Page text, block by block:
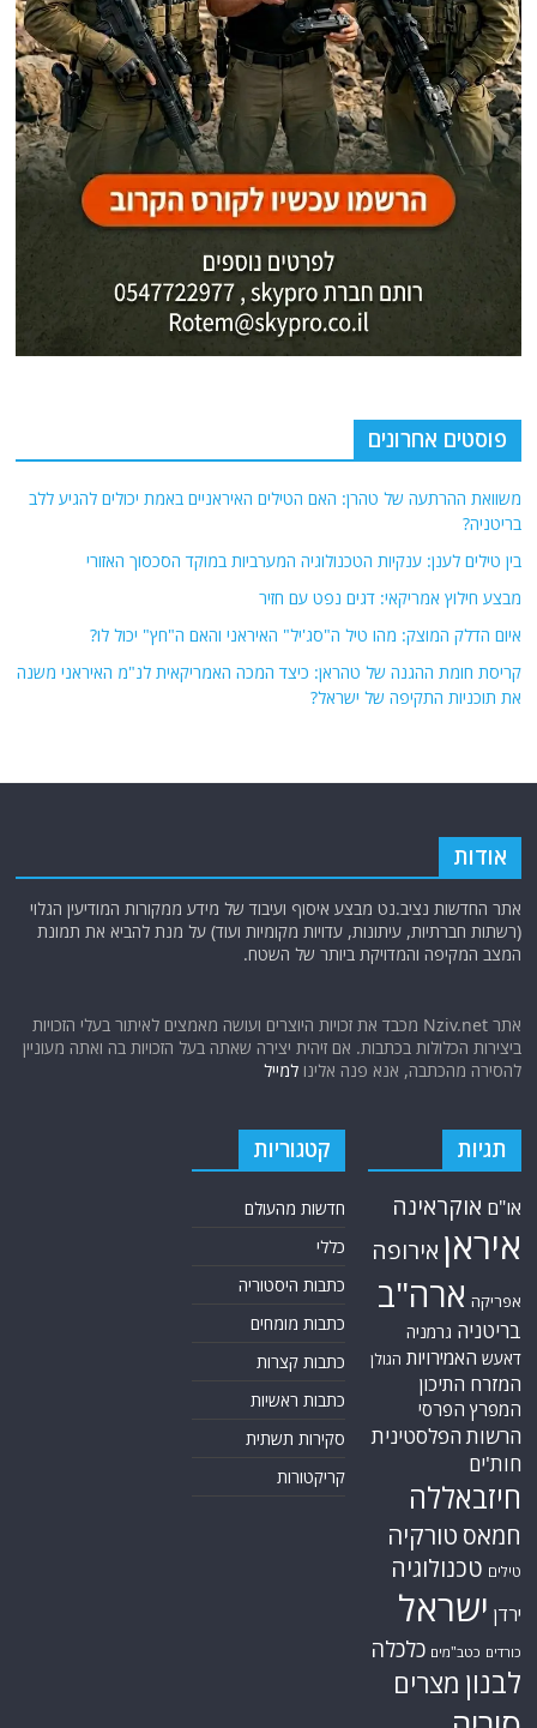
פוסטים אחרונים
משוואת ההרתעה של טהרן: האם הטילים האיראניים באמת יכולים להגיע ללב
בריטניה?
בין טילים לענן: ענקיות הטכנולוגיה המערביות במוקד הסכסוך האזורי
מבצע חילוץ אמריקאי: דגים נפט עם חזיר
איום הדלק המוצק: מהו טיל ה"סג'יל" האיראני והאם ה"חץ" יכול לו?
קריסת חומת ההגנה של טהראן: כיצד המכה האמריקאית לנ"מ האיראני משנה
את תוכניות התקיפה של ישראל?
אודות
אתר החדשות נציב.נט מבצע איסוף ועיבוד של מידע ממקורות המודיעין הגלוי
(רשתות חברתיות, עיתונות, עדויות מקומיות ועוד) על מנת להביא את תמונת
המצב המקיפה והמדויקת ביותר של השטח.
אתר Nziv.net מכבד את זכויות היוצרים ועושה מאמצים לאיתור בעלי הזכויות
ביצירות הכלולות בכתבות. אם זיהית יצירה שאתה בעל הזכויות בה ואתה מעוניין
להסירה מהכתבה, אנא פנה אלינולמייל
תגיות
או"ם אוקראינה
איראן אירופה
אפריקה ארה"ב
בריטניה גרמניה
דאעש האמירויות הגולן
המזרח התיכון
המפרץ הפרסי
הרשות הפלסטינית
חות'ים
חיזבאללה
חמאס טורקיה
טילים טכנולוגיה
ירדן ישראל
כורדים כטב"מים כלכלה
לבנון מצרים
קטגוריות
חדשות מהעולם
כללי
כתבות היסטוריה
כתבות מומחים
כתבות קצרות
כתבות ראשיות
סקירות תשתית
קריקטורות